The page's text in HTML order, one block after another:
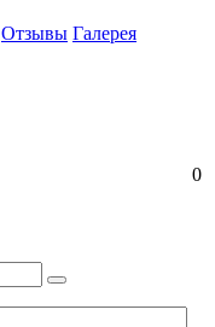
Отзывы Галерея
0